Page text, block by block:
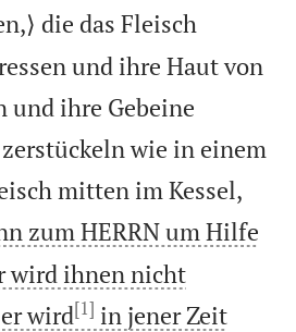
die das Fleisch
und ihre Haut von
und ihre Gebeine
wie in einem
mitten im Kessel,
zum HERRN um Hilfe
wird ihnen nicht
wird[1] in jener Zeit